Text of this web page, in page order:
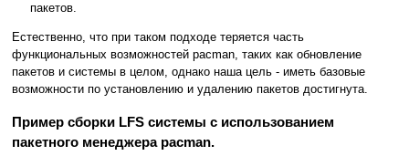
пакетов.
Естественно, что при таком подходе теряется часть
функциональных возможностей pacman, таких как обновление
пакетов и системы в целом, однако наша цель - иметь базовые
возможности по установлению и удалению пакетов достигнута.
Пример сборки LFS системы с использованием
пакетного менеджера pacman.